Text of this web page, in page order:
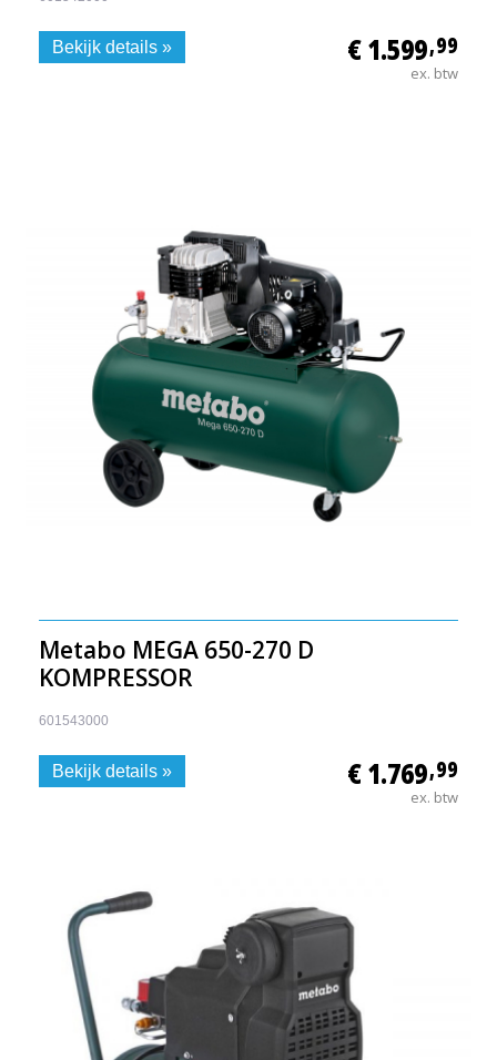
€ 1.599,99
ex. btw
Bekijk details »
Metabo MEGA 650-270 D
KOMPRESSOR
601543000
€ 1.769,99
ex. btw
Bekijk details »